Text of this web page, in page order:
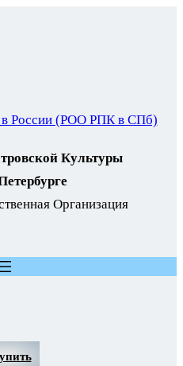
Культуры
Организация